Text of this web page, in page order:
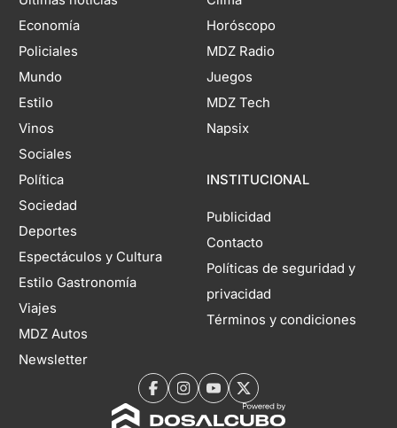
Economía
Policiales
Mundo
Estilo
Vinos
Sociales
Política
Sociedad
Deportes
Espectáculos y Cultura
Estilo Gastronomía
Viajes
MDZ Autos
Newsletter
Horóscopo
MDZ Radio
Juegos
MDZ Tech
Napsix
INSTITUCIONAL
Publicidad
Contacto
Políticas de seguridad y
privacidad
Términos y condiciones